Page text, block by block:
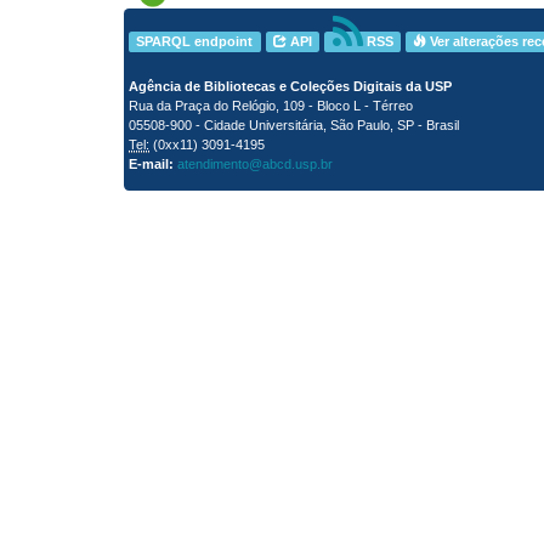
SPARQL endpoint API RSS Ver alterações
Agência de Bibliotecas e Coleções Digitais da USP
Rua da Praça do Relógio, 109 - Bloco L - Térreo
05508-900 - Cidade Universitária, São Paulo, SP - Brasil
Tel: (0xx11) 3091-4195
E-mail: atendimento@abcd.usp.br